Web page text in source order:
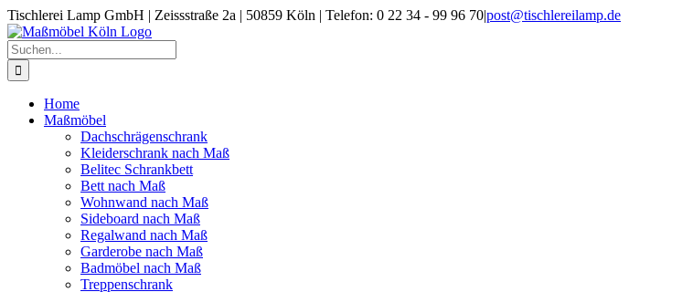
Zum
Inhalt
springen
Tischlerei Lamp GmbH | Zeissstraße 2a | 50859 Köln | Telefon: 0 22 34 - 99 96 70|post@tischlereilamp.de
Suche
nach:
Home
Maßmöbel
Dachschrägenschrank
Kleiderschrank nach Maß
Belitec Schrankbett
Bett nach Maß
Wohnwand nach Maß
Sideboard nach Maß
Regalwand nach Maß
Garderobe nach Maß
Badmöbel nach Maß
Treppenschrank